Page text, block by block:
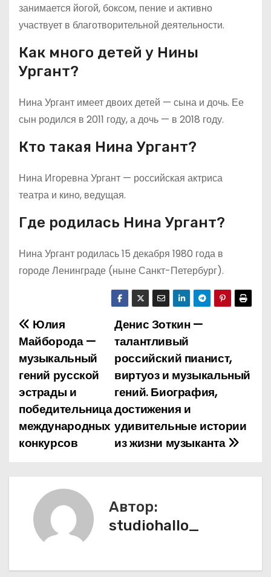
занимается йогой, боксом, пение и активно
участвует в благотворительной деятельности.
Как много детей у Нины
Ургант?
Нина Ургант имеет двоих детей — сына и дочь. Ее
сын родился в 2011 году, а дочь — в 2018 году.
Кто такая Нина Ургант?
Нина Игоревна Ургант — российская актриса
театра и кино, ведущая.
Где родилась Нина Ургант?
Нина Ургант родилась 15 декабря 1980 года в
городе Ленинграде (ныне Санкт-Петербург).
Н
а
в
и
г
ц
Денис Зоткин —
талантливый
российский пианист,
виртуоз и музыкальный
гений. Биография,
достижения и
удивительные истории
из жизни музыканта
Юлия
Майборода —
музыкальный
гений русской
эстрады и
победительница
международных
конкурсов
Автор:
studiohallo_